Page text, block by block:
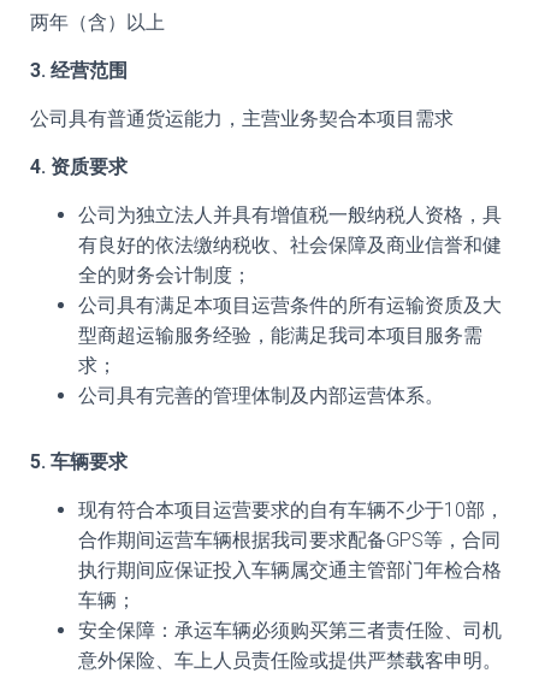
两年（含）以上
3. 经营范围
公司具有普通货运能力，主营业务契合本项目需求
4. 资质要求
公司为独立法人并具有增值税一般纳税人资格，具
有良好的依法缴纳税收、社会保障及商业信誉和健
全的财务会计制度；
公司具有满足本项目运营条件的所有运输资质及大
型商超运输服务经验，能满足我司本项目服务需
求；
公司具有完善的管理体制及内部运营体系。
5. 车辆要求
现有符合本项目运营要求的自有车辆不少于10部，
合作期间运营车辆根据我司要求配备GPS等，合同
执行期间应保证投入车辆属交通主管部门年检合格
车辆；
安全保障：承运车辆必须购买第三者责任险、司机
意外保险、车上人员责任险或提供严禁载客申明。